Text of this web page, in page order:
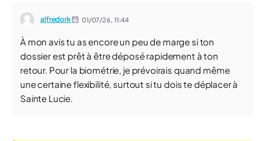
alfredork 01/07/26, 11:44
À mon avis tu as encore un peu de marge si ton
dossier est prêt à être déposé rapidement à ton
retour. Pour la biométrie, je prévoirais quand même
une certaine flexibilité, surtout si tu dois te déplacer à
Sainte Lucie.